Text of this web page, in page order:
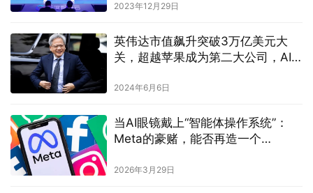
2023年12月29日
英伟达市值飙升突破3万亿美元大
关，超越苹果成为第二大公司，AI
2024年6月6日
当AI眼镜戴上“智能体操作系统”：
Meta的豪赌，能否再造一个
2026年3月29日